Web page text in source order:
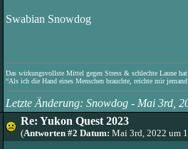
Swabian Snowdog
Das wirkungsvollste Mittel gegen Stress & schlechte Laune
“Als ich die Hand eines Menschen brauchte, reichte mir jemand
Letzte Änderung: Snowdog - Mai 3rd,
Re: Yukon Quest 2023
(Antworten #2 Datum: Mai 3rd, 2022 um